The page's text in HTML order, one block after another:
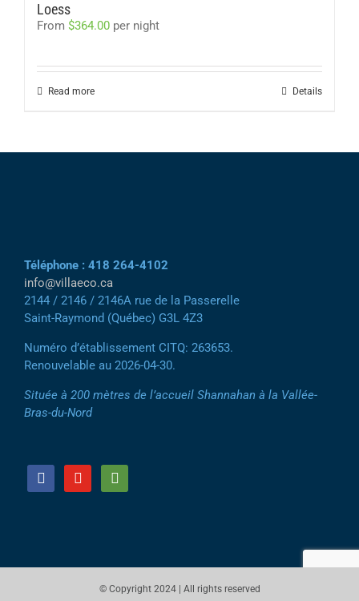
Loess
From $364.00 per night
Read more Details
Téléphone : 418 264-4102
info@villaeco.ca
2144 / 2146 / 2146A rue de la Passerelle
Saint-Raymond (Québec) G3L 4Z3
Numéro d’établissement CITQ: 263653.
Renouvelable au 2026-04-30.
Située à 200 mètres de l’accueil Shannahan à la Vallée-
Bras-du-Nord
facebookyoutube tripadvisor
© Copyright 2024 | All rights reserved